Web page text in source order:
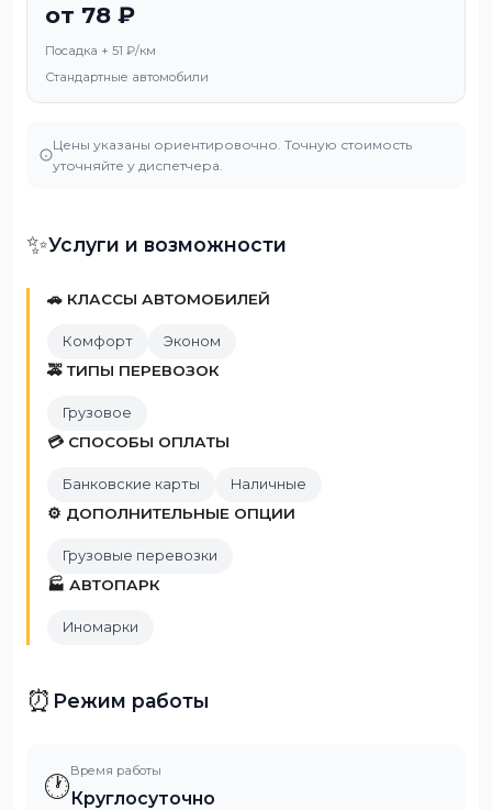
от 78 ₽
Посадка + 51 ₽/км
Стандартные автомобили
Цены указаны ориентировочно. Точную стоимость
уточняйте у диспетчера.
✨Услуги и возможности
🚗 КЛАССЫ АВТОМОБИЛЕЙ
Комфорт Эконом
🚕 ТИПЫ ПЕРЕВОЗОК
Грузовое
💳 СПОСОБЫ ОПЛАТЫ
Банковские карты Наличные
⚙️ ДОПОЛНИТЕЛЬНЫЕ ОПЦИИ
Грузовые перевозки
🏭 АВТОПАРК
Иномарки
⏰ Режим работы
🕐Время работы
Круглосуточно